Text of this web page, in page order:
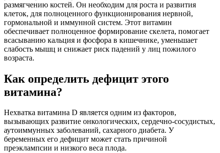
размягчению костей. Он необходим для роста и развития
клеток, для полноценного функционирования нервной,
гормональной и иммунной систем. Этот витамин
обеспечивает полноценное формирование скелета, помогает
всасыванию кальция и фосфора в кишечнике, уменьшает
слабость мышц и снижает риск падений у лиц пожилого
возраста.
Как определить дефицит этого
витамина?
Нехватка витамина D является одним из факторов,
вызывающих развитие онкологических, сердечно-сосудистых,
аутоиммунных заболеваний, сахарного диабета. У
беременных его дефицит может стать причиной
преэклампсии и низкого веса плода.